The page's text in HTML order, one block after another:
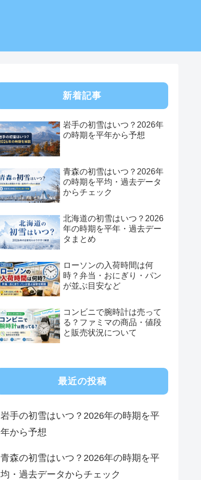
新着記事
岩手の初雪はいつ？2026年
の時期を平年から予想
青森の初雪はいつ？2026年
の時期を平均・過去データ
からチェック
北海道の初雪はいつ？2026
年の時期を平年・過去デー
タまとめ
ローソンの入荷時間は何
時？弁当・おにぎり・パン
が並ぶ目安など
コンビニで腕時計は売って
る？ファミマの商品・値段
と販売状況について
最近の投稿
岩手の初雪はいつ？2026年の時期を平
年から予想
青森の初雪はいつ？2026年の時期を平
均・過去データからチェック